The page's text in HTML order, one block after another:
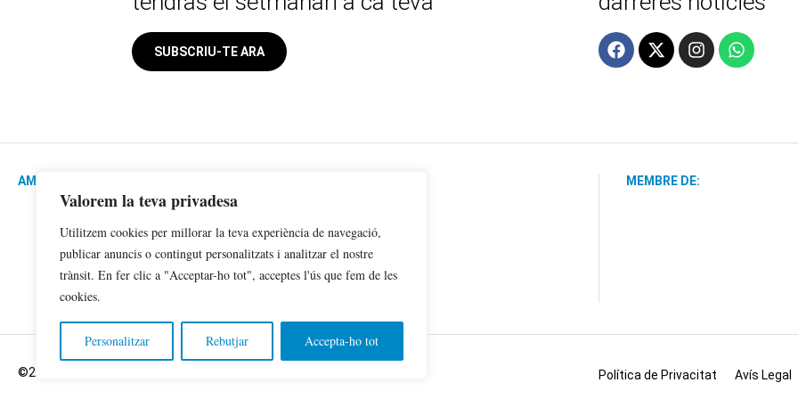
Valorem la teva privadesa
Utilitzem cookies per millorar la teva experiència de navegació,
publicar anuncis o contingut personalitzats i analitzar el nostre
trànsit. En fer clic a "Acceptar-ho tot", acceptes l'ús que fem de les
cookies.
Personalitzar Rebutjar Accepta-ho tot
SUBSCRIU-TE ARA
AMB AL SUPORT DE: MEMBRE DE:
©2024 Copyright Sa Veu .Tots els drets reservats. Política de Privacitat Avís Legal